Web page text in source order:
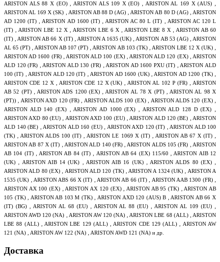
ARISTON ALS 88 X (EO) , ARISTON ALS 109 X (EO) , ARISTON AL 169 X (AUS) ,
ARISTON AL 169 X (SK) , ARISTON AB 88 D (AG) , ARISTON AB 80 D (AG) , ARISTON
AD 1200 (IT) , ARISTON AD 1600 (IT) , ARISTON AC 80 L (IT) , ARISTON AC 120 L
(IT) , ARISTON LBE 12 X , ARISTON LBE 6 X , ARISTON LBE 8 X , ARISTON AB 60
(IT) , ARISTON AB 66 X (IT) , ARISTON A 1635 (UK) , ARISTON AB 53 (AG) , ARISTON
AL 65 (PT) , ARISTON AB 107 (PT) , ARISTON AB 103 (TK) , ARISTON LBE 12 X (UK) ,
ARISTON AD 1600 (FR) , ARISTON ALD 100 (EX) , ARISTON ALD 120 (EX) , ARISTON
ALD 120 (FR) , ARISTON ALD 130 (FR) , ARISTON AD 1600 PXU (IT) , ARISTON ALD
100 (IT) , ARISTON ALD 120 (IT) , ARISTON AD 1600 (UK) , ARISTON AD 1200 (TK) ,
ARISTON CDE 12 X , ARISTON CDE 12 X (UK) , ARISTON AL 102 P (FR) , ARISTON
AB 52 (PT) , ARISTON ADS 1200 (EX) , ARISTON AL 78 X (PT) , ARISTON AL 98 X
(PT)) , ARISTON AXD 120 (FR) , ARISTON ALDS 100 (EX) , ARISTON ALDS 120 (EX) ,
ARISTON ALD 140 (EX) , ARISTON AD 1000 (EX) , ARISTON ALD 128 D (EX) ,
ARISTON AXD 80 (EU) , ARISTON AXD 100 (EU) , ARISTON ALD 120 (BE) , ARISTON
ALD 140 (BE) , ARISTON ALD 160 (EU) , ARISTON AXD 120 (IT) , ARISTON ALD 100
(TK) , ARISTON ALDS 100 (IT) , ARISTON LE 1069 X (IT) , ARISTON AB 67 X (IT) ,
ARISTON AB 87 X (IT) , ARISTON ALD 140 (FR) , ARISTON ALDS 105 (FR) , ARISTON
AB 104 (IT) , ARISTON AB 84 (IT) , ARISTON AB 64 (EX) 115/60 , ARISTON AIB 12
(UK) , ARISTON AIB 14 (UK) , ARISTON AIB 16 (UK) , ARISTON ALDS 80 (EX) ,
ARISTON ALD 80 (EX) , ARISTON ALD 120 (TK) , ARISTON A 1324 (UK) , ARISTON A
1535 (UK) , ARISTON ABS 66 X (IT) , ARISTON AB 66 (IT) , ARISTON AAB 1300 (FR) ,
ARISTON AX 100 (EX) , ARISTON AX 120 (EX) , ARISTON AB 95 (TK) , ARISTON AB
105 (TK) , ARISTON AB 103 M (TK) , ARISTON AXD 120 (AUS) B , ARISTON AB 66 X
(IT) (BG) , ARISTON AL 68 (EU) , ARISTON AL 88 (EU) , ARISTON AL 109 (EU) ,
ARISTON AWD 120 (NA) , ARISTON AW 120 (NA) , ARISTON LBE 68 (ALL) , ARISTON
LBE 88 (ALL) , ARISTON LBE 129 (ALL) , ARISTON CDE 129 (ALL) , ARISTON AW
121 (NA) , ARISTON AW 122 (NA) , ARISTON AWD 121 (NA) и др.
Доставка